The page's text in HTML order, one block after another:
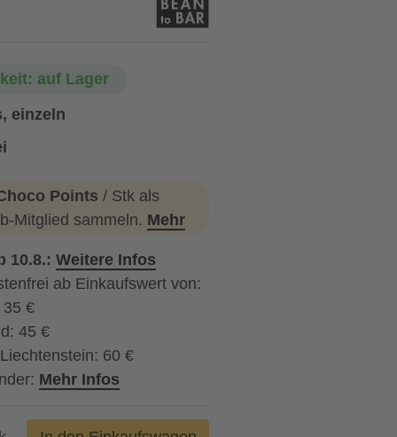
auf Lager
einzeln
Points / Stk als
Mitglied sammeln. Mehr
10.8.: Weitere Infos
ab Einkaufswert von:
35 €
45 €
60 €
Mehr Infos